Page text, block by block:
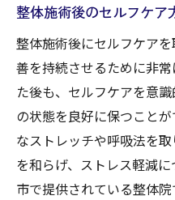
整体施術後のセルフケア
整体施術後にセルフケア
善を持続させるために非
た後も、セルフケアを意
の状態を良好に保つこと
なストレッチや呼吸法を
を和らげ、ストレス軽減
市で提供されている整体